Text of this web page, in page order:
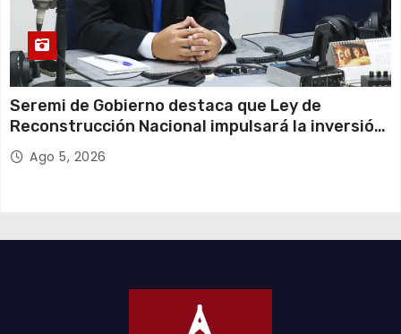
Seremi de Gobierno destaca que Ley de
Reconstrucción Nacional impulsará la inversión
y el empleo en Tarapacá
Ago 5, 2026